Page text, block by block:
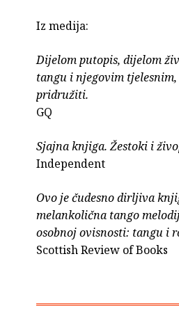
Iz medija:
Dijelom putopis, dijelom
tangu i njegovim
pridružiti.
GQ
Sjajna knjiga. Žestoki i
Independent
Ovo je čudesno dirljiva
melankolična tango
osobnoj ovisnosti: tangu i
Scottish Review of Books